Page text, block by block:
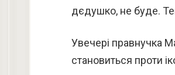
дєдушко, не буде.
Увечері правнучка
становиться проти